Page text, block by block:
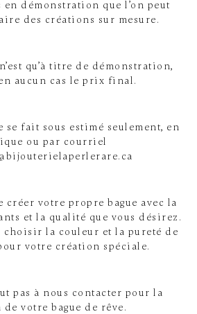
en démonstration que l’on peut
des créations sur mesure.
qu’à titre de démonstration,
en aucun cas le prix final.
se fait sous estimé seulement, en
ou par courriel
créer votre propre bague avec la
et la qualité que vous désirez.
choisir la couleur et la pureté de
votre création spéciale.
pas à nous contacter pour la
votre bague de rêve.